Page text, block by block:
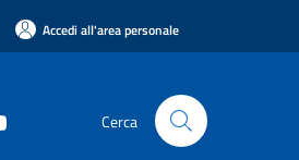
Accedi all'area personale
Cerca